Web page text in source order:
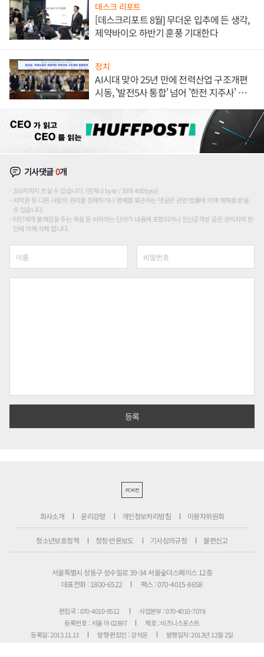
데스크 리포트
[데스크리포트 8월] 무더운 입추에 든 생각,
제약바이오 하반기 훈풍 기대한다
정치
AI시대 맞아 25년 만에 전력산업 구조개편
시동, '발전5사 통합' 넘어 '한전 지주사' 재편
기사댓글0개
200자까지 쓰실 수 있습니다. (현재 0 byte / 최대 400byte)
저작권 등 다른 사람의 권리를 침해하거나 명예를 훼손하는 댓글은 관련 법률에 의해 제재를 받을
수 있습니다.
타인에게 불쾌감을 주는 욕설 등 비하하는 단어가 내용에 포함되거나 인신공격성 글은 관리자의 판
단에 의해 삭제 합니다.
PC버전
회사소개 윤리강령 개인정보처리방침 이용자위원회
청소년보호정책 정정·반론보도 기사심의규정 불편신고
서울특별시 성동구 성수일로 39-34 서울숲더스페이스 12층
대표전화 : 1800-6522
팩스 : 070-4015-8658
편집국 : 070-4010-8512
사업본부 : 070-4010-7078
등록번호 : 서울 아 02897
제호 : 비즈니스포스트
등록일: 2013.11.13
발행·편집인 : 강석운
발행일자: 2013년 12월 2일